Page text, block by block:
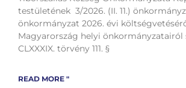
testületének 3/2026. (II. 11.)
önkormányzat 2026. évi
Magyarország helyi önkormányzatairól
CLXXXIX. törvény 111. §
READ MORE "